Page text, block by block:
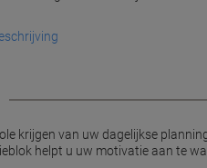
krijgen van uw dagelijkse
helpt u uw motivatie aan te